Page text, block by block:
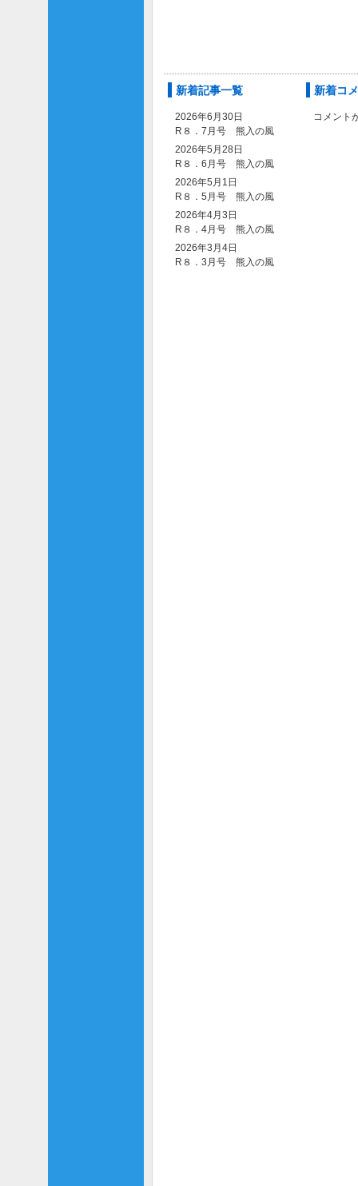
新着記事一覧
2026年6月30日
R８．7月号 熊入の風
2026年5月28日
R８．6月号 熊入の風
2026年5月1日
R８．5月号 熊入の風
2026年4月3日
R８．4月号 熊入の風
2026年3月4日
R８．3月号 熊入の風
新着コ
コメント